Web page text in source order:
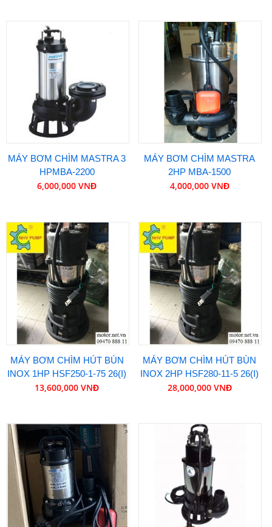
MÁY BƠM CHÌM MASTRA 3
HPMBA-2200
6,000,000 VNĐ
MÁY BƠM CHÌM MASTRA
2HP MBA-1500
4,000,000 VNĐ
MÁY BƠM CHÌM HÚT BÙN
INOX 1HP HSF250-1-75 26(I)
13,600,000 VNĐ
MÁY BƠM CHÌM HÚT BÙN
INOX 2HP HSF280-11-5 26(I)
28,000,000 VNĐ